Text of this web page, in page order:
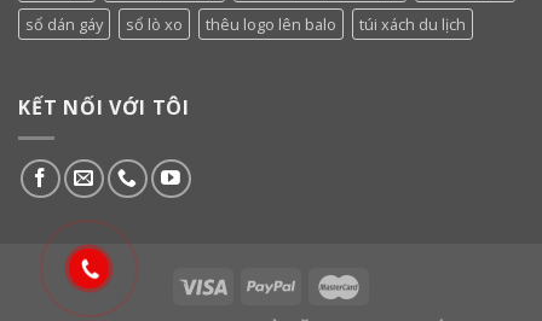
sổ dán gáy
sổ lò xo thêu logo lên balo túi xách du lịch
KẾT NỐI VỚI TÔI